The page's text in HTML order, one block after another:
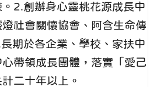
2.創辦身心靈桃花源成長中
社會關懷協會、阿含生命傳
期於各企業、學校、家扶中
帶領成長團體，落實「愛己
二十年以上。